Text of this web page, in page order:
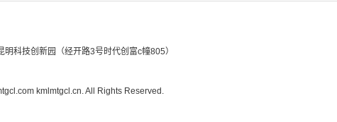
科技创新园（经开路3号时代创富c幢805）
kmlmtgcl.cn. All Rights Reserved.